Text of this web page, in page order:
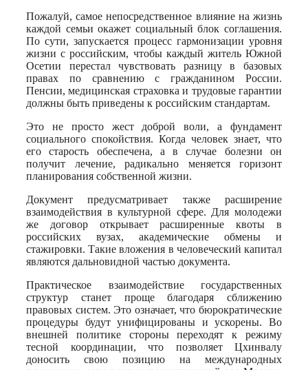
Пожалуй, самое непосредственное влияние на жизнь
каждой семьи окажет социальный блок соглашения.
По сути, запускается процесс гармонизации уровня
жизни с российским, чтобы каждый житель Южной
Осетии перестал чувствовать разницу в базовых
правах по сравнению с гражданином России.
Пенсии, медицинская страховка и трудовые гарантии
должны быть приведены к российским стандартам.
Это не просто жест доброй воли, а фундамент
социального спокойствия. Когда человек знает, что
его старость обеспечена, а в случае болезни он
получит лечение, радикально меняется горизонт
планирования собственной жизни.
Документ предусматривает также расширение
взаимодействия в культурной сфере. Для молодежи
же договор открывает расширенные квоты в
российских вузах, академические обмены и
стажировки. Такие вложения в человеческий капитал
являются дальновидной частью документа.
Практическое взаимодействие государственных
структур станет проще благодаря сближению
правовых систем. Это означает, что бюрократические
процедуры будут унифицированы и ускорены. Во
внешней политике стороны переходят к режиму
тесной координации, что позволяет Цхинвалу
доносить свою позицию на международных